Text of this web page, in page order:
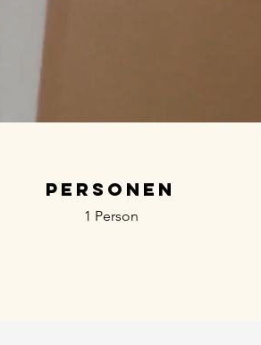
Personen
1 Person